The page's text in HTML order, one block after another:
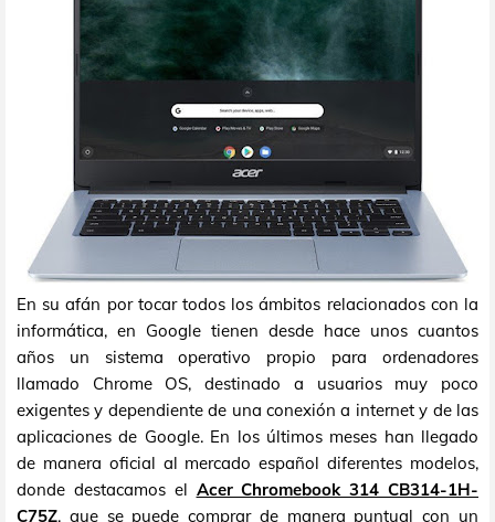
En su afán por tocar todos los ámbitos relacionados con la
informática, en Google tienen desde hace unos cuantos
años un sistema operativo propio para ordenadores
llamado Chrome OS, destinado a usuarios muy poco
exigentes y dependiente de una conexión a internet y de las
aplicaciones de Google. En los últimos meses han llegado
de manera oficial al mercado español diferentes modelos,
donde destacamos el Acer Chromebook 314 CB314-1H-
C75Z, que se puede comprar de manera puntual con un